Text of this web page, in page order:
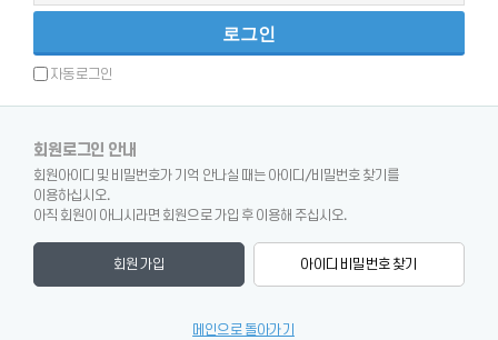
자동로그인
회원로그인 안내
회원아이디 및 비밀번호가 기억 안나실 때는 아이디/비밀번호 찾기를
이용하십시오.
아직 회원이 아니시라면 회원으로 가입 후 이용해 주십시오.
아이디 비밀번호 찾기
회원 가입
메인으로 돌아가기